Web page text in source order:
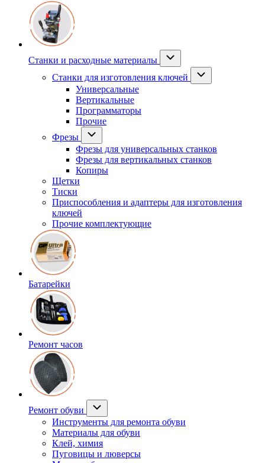
Станки и расходные материалы
Станки для изготовления ключей
Универсальные
Вертикальные
Программаторы
Прочие
Фрезы
Фрезы для универсальных станков
Фрезы для вертикальных станков
Копиры
Щетки
Тиски
Приспособления и адаптеры для изготовления
ключей
Прочие комплектующие
Батарейки
Ремонт часов
Ремонт обуви
Инструменты для ремонта обуви
Материалы для обуви
Клей, химия
Пуговицы и люверсы